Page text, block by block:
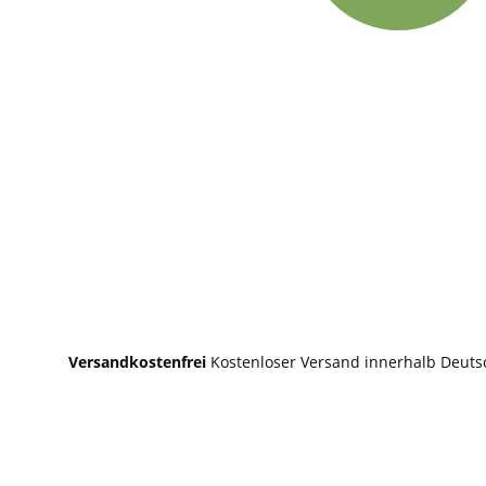
Versandkostenfrei Kostenloser Versand innerhalb